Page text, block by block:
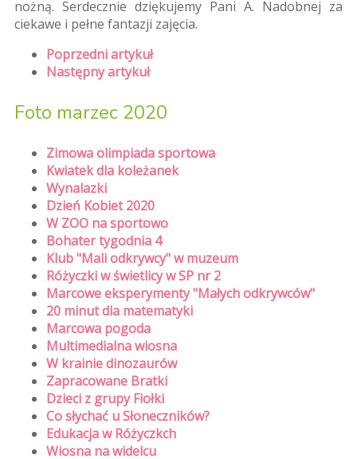
nożną. Serdecznie dziękujemy Pani A. Nadobnej za
ciekawe i pełne fantazji zajęcia.
Poprzedni artykuł
Następny artykuł
Foto marzec 2020
Zimowa olimpiada sportowa
Kwiatek dla koleżanek
Wynalazki
Dzień Kobiet 2020
W ZOO na sportowo
Bohater tygodnia 4
Klub "Mali odkrywcy" w muzeum
Różyczki w świetlicy w SP nr 2
Marcowe eksperymenty "Małych odkrywców"
20 minut dla matematyki
Marcowa pogoda
Multimedialna wiosna
W krainie dinozaurów
Zapracowane Bratki
Dzieci z grupy Fiołki
Co słychać u Słoneczników?
Edukacja w Różyczkch
Wiosna na widelcu